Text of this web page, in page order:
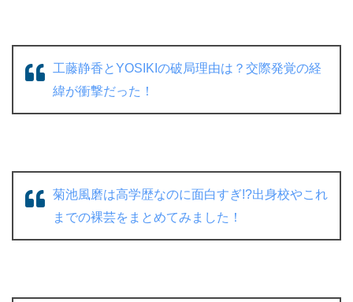
工藤静香とYOSIKIの破局理由は？交際発覚の経
緯が衝撃だった！
菊池風磨は高学歴なのに面白すぎ!?出身校やこれ
までの裸芸をまとめてみました！